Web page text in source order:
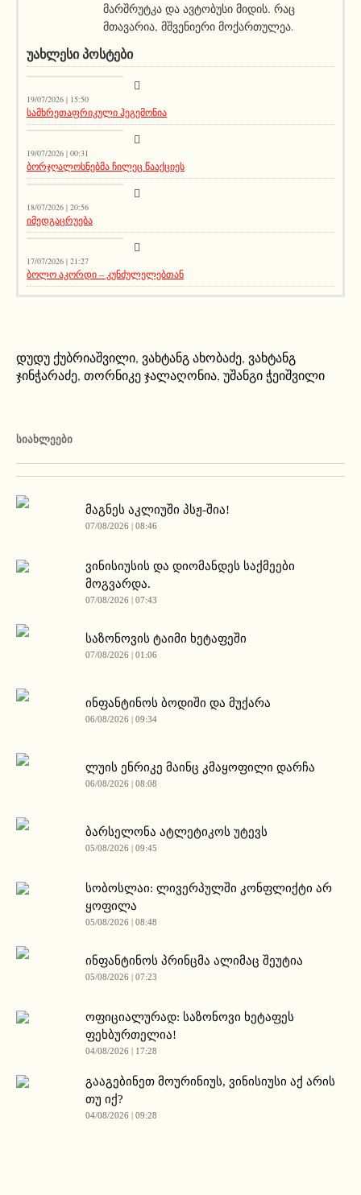
მარშრუტკა და ავტობუსი მიდის. რაც
მთავარია, მშვენიერი მოქართულეა.
ᲣᲐᲮᲚᲔᲡᲘ ᲞᲝᲡᲢᲔᲑᲘ
19/07/2026 | 15:50
სამხრეთაფრიკული ჰეგემონია
აქეთურ-იქითური
19/07/2026 | 00:31
ბორჯღალოსნებმა ჩილეც წააქციეს
სიახლეები
18/07/2026 | 20:56
იმედგაცრუება
აქეთურ-იქითური
17/07/2026 | 21:27
ბოლო აკორდი – კუნძულელებთან
დუდუ ქუბრიაშვილი, ვახტანგ ახობაძე, ვახტანგ
ჯინჭარაძე, თორნიკე ჯალაღონია, უშანგი ჭეიშვილი
ᲡᲘᲐᲮᲚᲔᲔᲑᲘ
მაგნეს აკლიუში პსჟ-შია!
07/08/2026 | 08:46
ვინისიუსის და დიომანდეს საქმეები
მოგვარდა.
07/08/2026 | 07:43
საზონოვის ტაიმი ხეტაფეში
07/08/2026 | 01:06
ინფანტინოს ბოდიში და მუქარა
06/08/2026 | 09:34
ლუის ენრიკე მაინც კმაყოფილი დარჩა
06/08/2026 | 08:08
ბარსელონა ატლეტიკოს უტევს
05/08/2026 | 09:45
სობოსლაი: ლივერპულში კონფლიქტი არ
ყოფილა
05/08/2026 | 08:48
ინფანტინოს პრინცმა ალიმაც შეუტია
05/08/2026 | 07:23
ოფიციალურად: საზონოვი ხეტაფეს
ფეხბურთელია!
04/08/2026 | 17:28
გააგებინეთ მოურინიუს, ვინისიუსი აქ არის
თუ იქ?
04/08/2026 | 09:28